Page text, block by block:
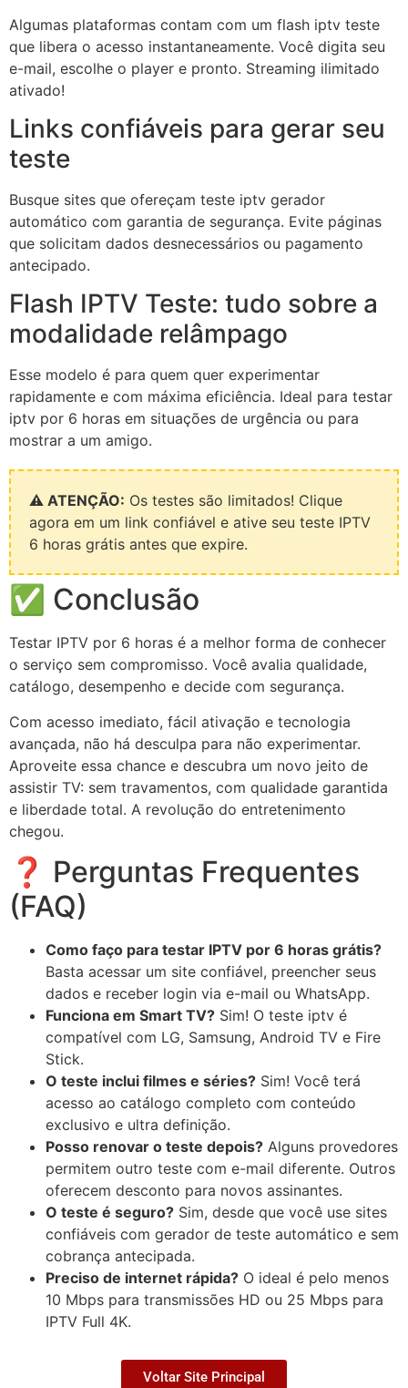
Algumas plataformas contam com um flash iptv teste
que libera o acesso instantaneamente. Você digita seu
e-mail, escolhe o player e pronto. Streaming ilimitado
ativado!
Links confiáveis para gerar seu
teste
Busque sites que ofereçam teste iptv gerador
automático com garantia de segurança. Evite páginas
que solicitam dados desnecessários ou pagamento
antecipado.
Flash IPTV Teste: tudo sobre a
modalidade relâmpago
Esse modelo é para quem quer experimentar
rapidamente e com máxima eficiência. Ideal para testar
iptv por 6 horas em situações de urgência ou para
mostrar a um amigo.
⚠️ ATENÇÃO: Os testes são limitados! Clique
agora em um link confiável e ative seu teste IPTV
6 horas grátis antes que expire.
✅ Conclusão
Testar IPTV por 6 horas é a melhor forma de conhecer
o serviço sem compromisso. Você avalia qualidade,
catálogo, desempenho e decide com segurança.
Com acesso imediato, fácil ativação e tecnologia
avançada, não há desculpa para não experimentar.
Aproveite essa chance e descubra um novo jeito de
assistir TV: sem travamentos, com qualidade garantida
e liberdade total. A revolução do entretenimento
chegou.
❓ Perguntas Frequentes
(FAQ)
Como faço para testar IPTV por 6 horas grátis?
Basta acessar um site confiável, preencher seus
dados e receber login via e-mail ou WhatsApp.
Funciona em Smart TV? Sim! O teste iptv é
compatível com LG, Samsung, Android TV e Fire
Stick.
O teste inclui filmes e séries? Sim! Você terá
acesso ao catálogo completo com conteúdo
exclusivo e ultra definição.
Posso renovar o teste depois? Alguns provedores
permitem outro teste com e-mail diferente. Outros
oferecem desconto para novos assinantes.
O teste é seguro? Sim, desde que você use sites
confiáveis com gerador de teste automático e sem
cobrança antecipada.
Preciso de internet rápida? O ideal é pelo menos
10 Mbps para transmissões HD ou 25 Mbps para
IPTV Full 4K.
Voltar Site Principal